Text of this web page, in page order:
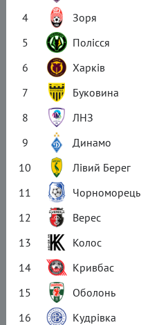
4
Зоря
5
Полісся
6
Харків
7
Буковина
8
ЛНЗ
9
Динамо
10
Лівий Берег
11
Чорноморець
12
Верес
13
Колос
14
Кривбас
15
Оболонь
16
Кудрівка